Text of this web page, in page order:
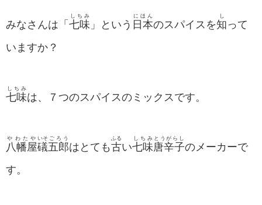
みなさんは「 七味
しちみ
」という 日本
にほん
のスパイスを知
し
って
いますか？
七味
しちみ
は、７つのスパイスのミックスです。
八幡屋
やわたや
礒
いそ
五郎
ごろう
はとても古
ふる
い七味
しちみ
唐辛子
とうがらし
のメーカーで
す。